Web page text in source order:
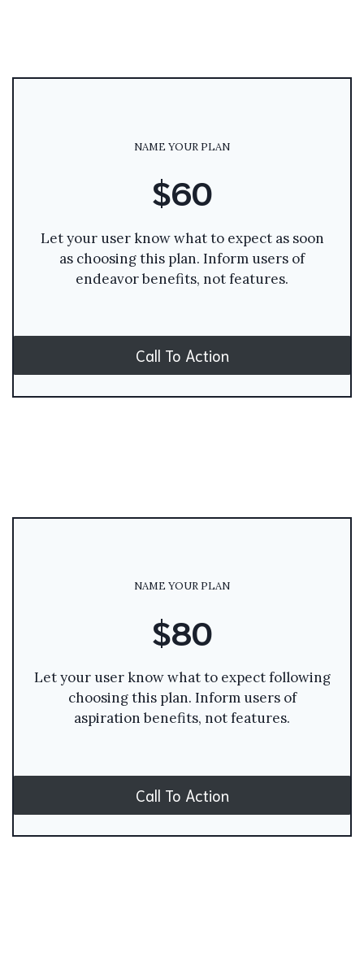
NAME YOUR PLAN
$60
Let your user know what to expect as soon
as choosing this plan. Inform users of
endeavor benefits, not features.
Call To Action
NAME YOUR PLAN
$80
Let your user know what to expect following
choosing this plan. Inform users of
aspiration benefits, not features.
Call To Action